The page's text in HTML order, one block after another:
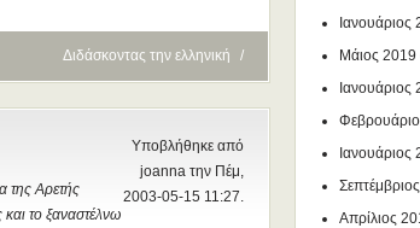
Διδάσκοντας την ελληνική /
Υποβλήθηκε από
joanna την Πέμ,
2003-05-15 11:27.
της Αρετής
το ξαναστέλνω
Ιανουάριος
Μάιος 2019
Ιανουάριος
Ιανουάριος
Απρίλιος